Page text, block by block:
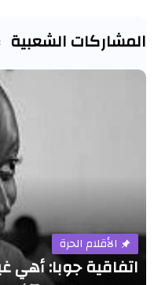
المشاركات الشعبية
الأقلام الحرة
اتفاقية جوبا: أهي